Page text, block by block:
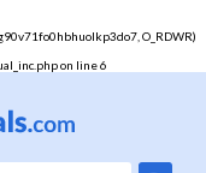
O_RDWR)
on line6